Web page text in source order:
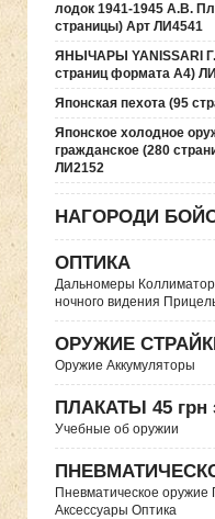
лодок 1941-1945 А.В.
страницы) Арт ЛИ4541
ЯНЫЧАРЫ YANISSARI
страниц формата А4)
Японская пехота (95
Японское холодное
гражданское (280
ЛИ2152
НАГОРОДИ
ОПТИКА
Дальномеры
ночного видения
ОРУЖИЕ
Оружие Аккумуляторы
ПЛАКАТЫ 45 грн
Учебные об оружии
Пневматическое оружие
Аксессуары Оптика